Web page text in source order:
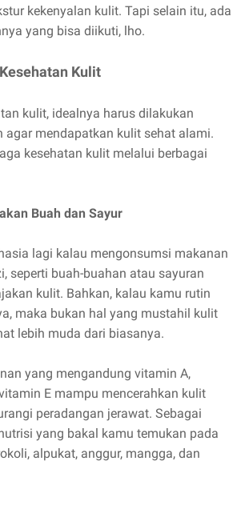
kekenyalan kulit. Tapi selain itu, ada
yang bisa diikuti, lho.
Kulit
kulit, idealnya harus dilakukan
agar mendapatkan kulit sehat alami.
kesehatan kulit melalui berbagai
Buah dan Sayur
lagi kalau mengonsumsi makanan
seperti buah-buahan atau sayuran
kulit. Bahkan, kalau kamu rutin
maka bukan hal yang mustahil kulit
lebih muda dari biasanya.
yang mengandung vitamin A,
E mampu mencerahkan kulit
peradangan jerawat. Sebagai
yang bakal kamu temukan pada
alpukat, anggur, mangga, dan